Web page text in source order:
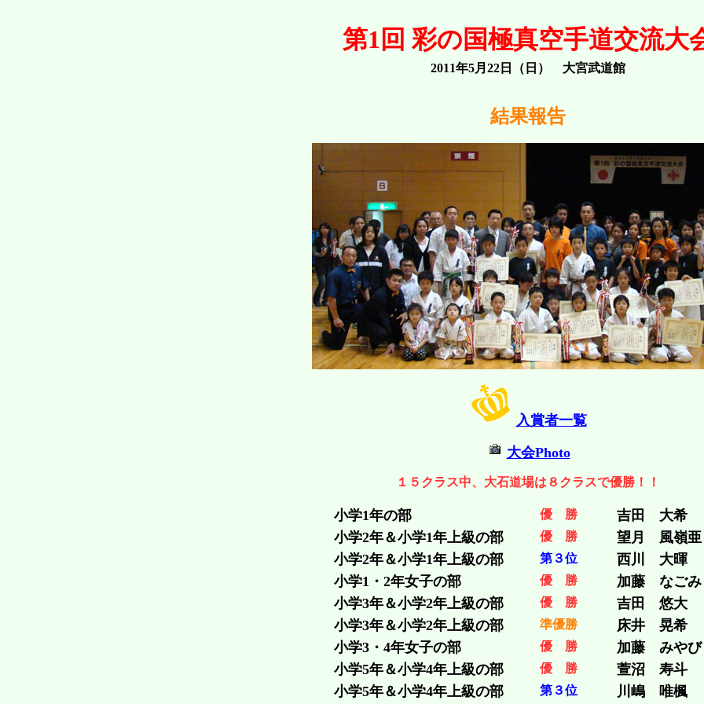
第1回 彩の国極真空手道交流大
2011年5月22日（日） 大宮武道館
結果報告
入賞者一覧
大会Photo
１５クラス中、大石道場は８クラスで優勝！！
小学1年の部 優 勝
吉田 大希
小学2年＆小学1年上級の部
優 勝
望月 風嶺亜
小学2年＆小学1年上級の部
第３位
西川 大暉
小学1・2年女子の部
優 勝
加藤 なごみ
小学3年＆小学2年上級の部
優 勝
吉田 悠大
小学3年＆小学2年上級の部
準優勝
床井 晃希
小学3・4年女子の部
優 勝
加藤 みやび
小学5年＆小学4年上級の部
優 勝
萱沼 寿斗
小学5年＆小学4年上級の部
第３位 川嶋 唯楓